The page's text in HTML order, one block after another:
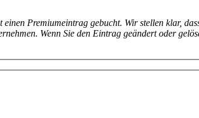
Premiumeintrag gebucht. Wir stellen klar,
Wenn Sie den Eintrag geändert oder